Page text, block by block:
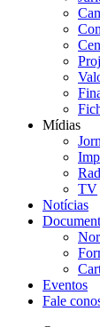
Mídias
TV
Notícias
Eventos
Fale